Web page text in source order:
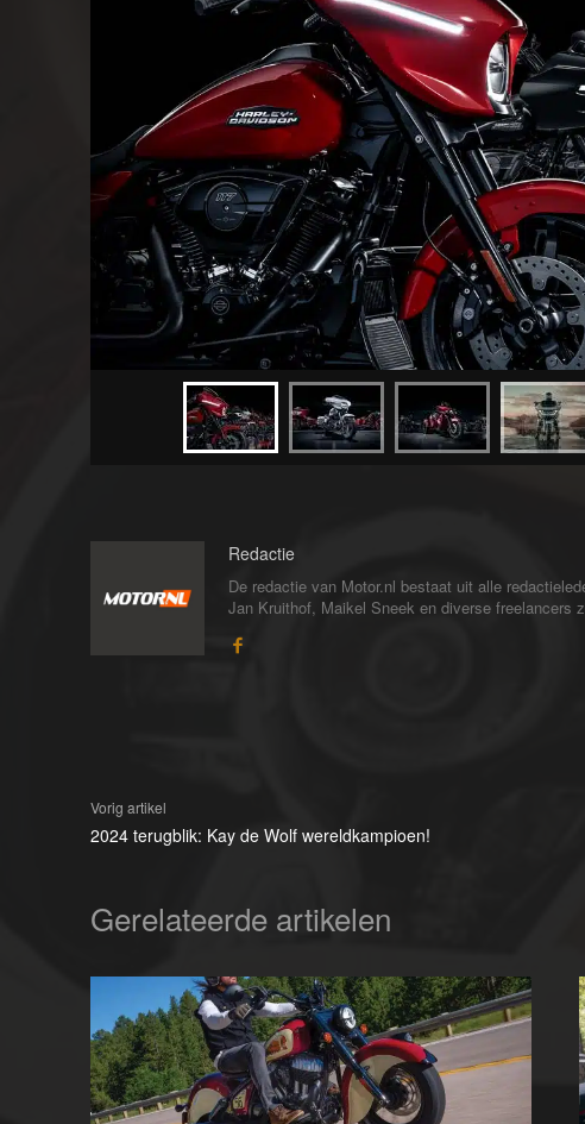
Redactie
De redactie van Motor.nl bestaat uit alle
Jan Kruithof, Maikel Sneek en diverse freelancers
Vorig artikel
2024 terugblik: Kay de Wolf wereldkampioen!
Gerelateerde artikelen